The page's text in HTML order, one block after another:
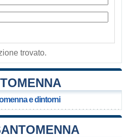
trovato.
e dintorni